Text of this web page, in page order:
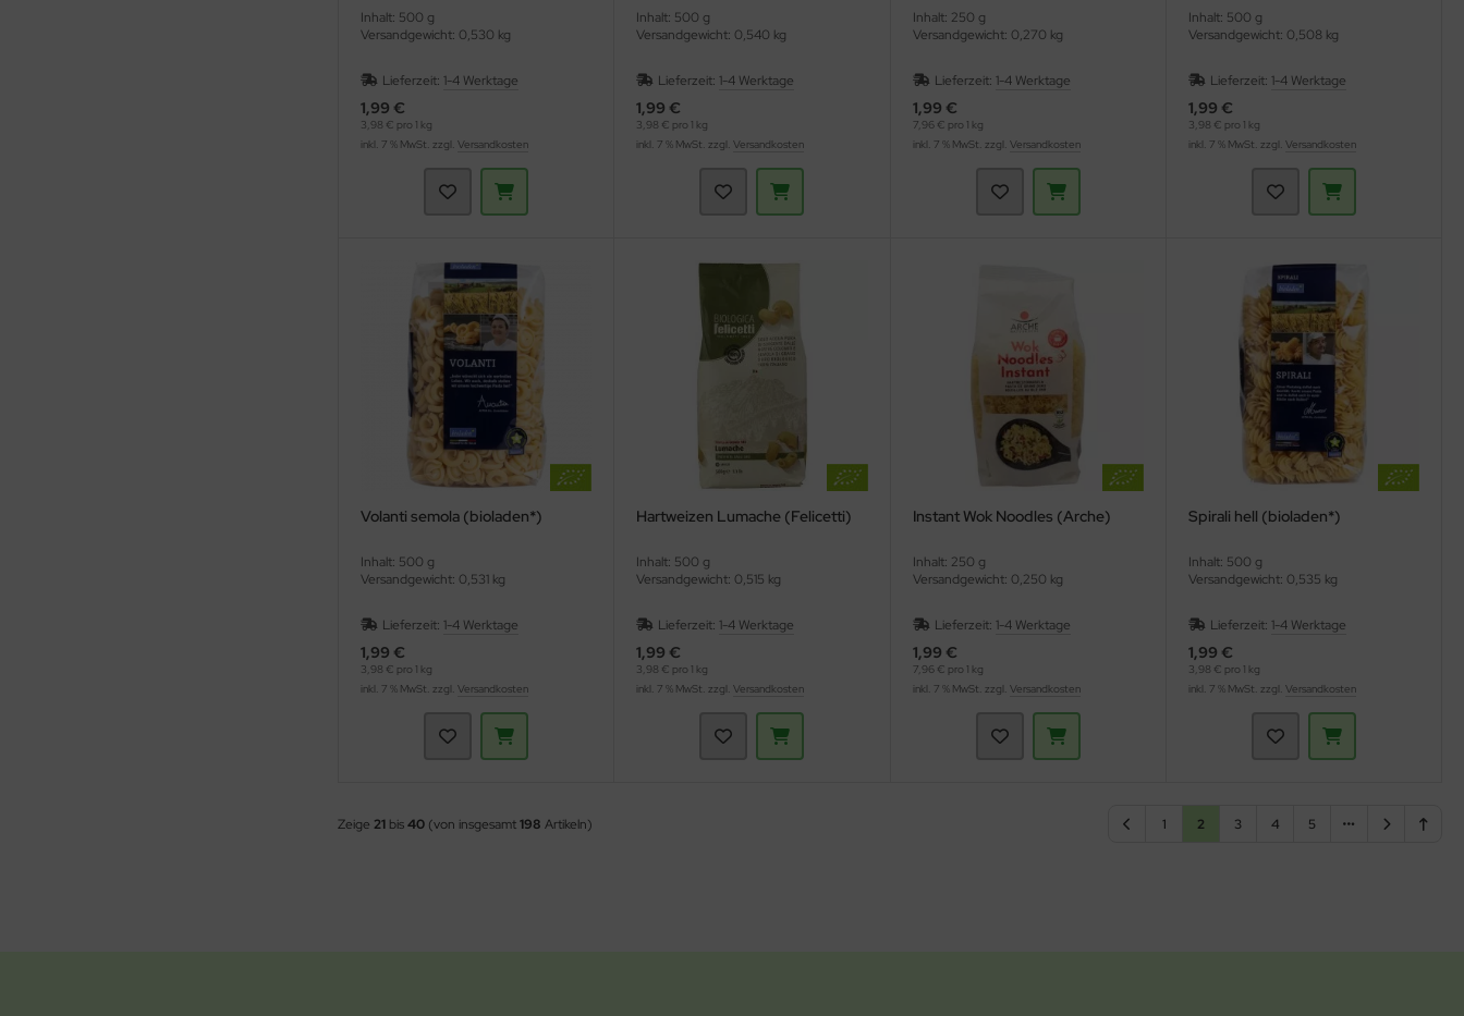
Inhalt: 500 g
Versandgewicht: 0,530 kg
Lieferzeit: 1-4 Werktage
1,99 €
3,98 € pro 1 kg
inkl. 7 % MwSt. zzgl. Versandkosten
Inhalt: 500 g
Versandgewicht: 0,540 kg
Lieferzeit:1-4 Werktage
1,99 €
3,98 € pro 1 kg
inkl. 7 % MwSt. zzgl.Versandkosten
Inhalt: 250 g
Versandgewicht: 0,270 kg
Lieferzeit: 1-4 Werktage
1,99 €
7,96 € pro 1 kg
inkl. 7 % MwSt. zzgl. Versandkosten
Inhalt: 500 g
Versandgewicht: 0,508 kg
Lieferzeit: 1-4 Werktage
1,99 €
3,98 € pro 1 kg
inkl. 7 % MwSt. zzgl. Versandkosten
Volanti semola (bioladen*)
Inhalt: 500 g
Versandgewicht: 0,531 kg
Lieferzeit: 1-4 Werktage
1,99 €
3,98 € pro 1 kg
inkl. 7 % MwSt. zzgl. Versandkosten
Hartweizen Lumache (Felicetti)
Inhalt: 500 g
Versandgewicht: 0,515 kg
Lieferzeit:1-4 Werktage
1,99 €
3,98 € pro 1 kg
inkl. 7 % MwSt. zzgl.Versandkosten
Instant Wok Noodles (Arche)
Inhalt: 250 g
Versandgewicht: 0,250 kg
Lieferzeit: 1-4 Werktage
1,99 €
7,96 € pro 1 kg
inkl. 7 % MwSt. zzgl. Versandkosten
Spirali hell (bioladen*)
Inhalt: 500 g
Versandgewicht: 0,535 kg
Lieferzeit: 1-4 Werktage
1,99 €
3,98 € pro 1 kg
inkl. 7 % MwSt. zzgl. Versandkosten
Zeige 21 bis40 (von insgesamt198 Artikeln) 1 2 3 4 5